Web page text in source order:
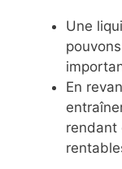
Une
En
rendant